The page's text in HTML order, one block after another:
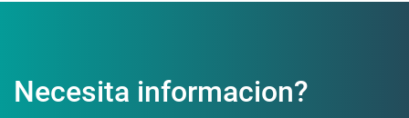
Necesita informacion?